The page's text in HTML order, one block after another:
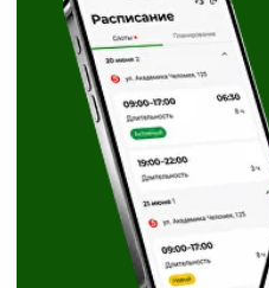
Скачать X5 Jobs
Районы на выбор
Самостоятельное планирование смен